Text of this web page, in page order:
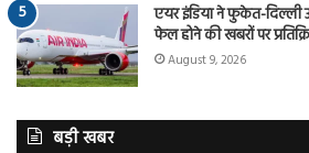
एयर इंडिया ने फुकेत-दिल्ली
फेल होने की खबरों पर
August 9, 2026
बड़ी खबर